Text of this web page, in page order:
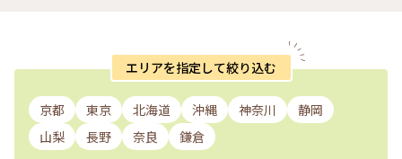
エリアを指定して絞り込む
京都 東京 北海道 沖縄 神奈川
静岡
山梨
長野 奈良 鎌倉